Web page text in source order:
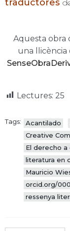
traductores
Aquesta obra
una llicència
Lectures: 25
Tags: Acantilado
Creative
El derecho a
literatura en
Mauricio
orcid.org/
ressenya